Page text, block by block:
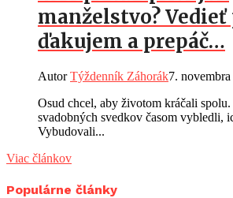
manželstvo? Vedieť
ďakujem a prepáč…
AutorTýždenník Záhorák7.
Osud chcel, aby životom kráčali
svadobných svedkov časom vybledli,
Vybudovali...
Viac článkov
Populárne články